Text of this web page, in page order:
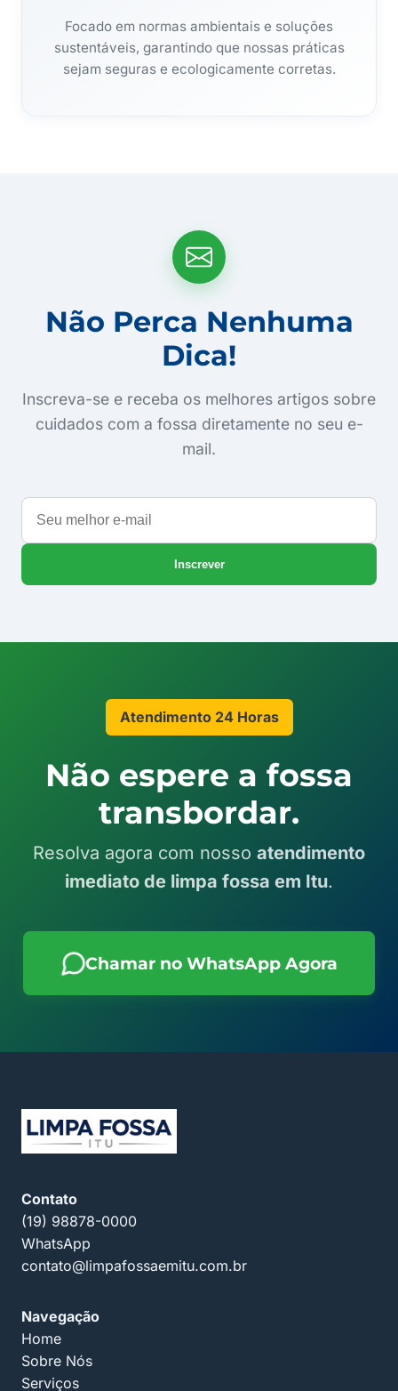
Focado em normas ambientais e soluções
sustentáveis, garantindo que nossas práticas
sejam seguras e ecologicamente corretas.
Não Perca Nenhuma
Dica!
Inscreva-se e receba os melhores artigos sobre
cuidados com a fossa diretamente no seu e-
mail.
Seu
melhor
e-
Inscrever
Atendimento 24 Horas
Não espere a fossa
transbordar.
Resolva agora com nosso atendimento
imediato de limpa fossa em Itu.
Chamar no WhatsApp Agora
Contato
(19) 98878-0000
WhatsApp
contato@limpafossaemitu.com.br
Navegação
Home
Sobre Nós
Serviços